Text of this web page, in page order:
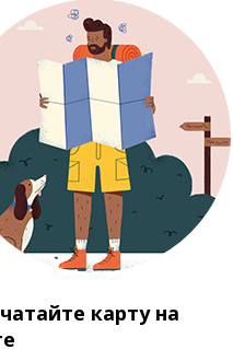
карту на